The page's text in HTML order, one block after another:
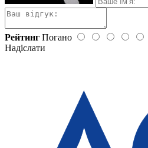
Рейтинг Погано
Надіслати